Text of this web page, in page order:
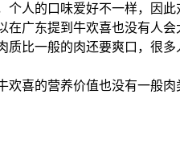
的口味爱好不一样，因此
广东提到牛欢喜也没有人会
一般的肉还要爽口，很多
的营养价值也没有一般肉